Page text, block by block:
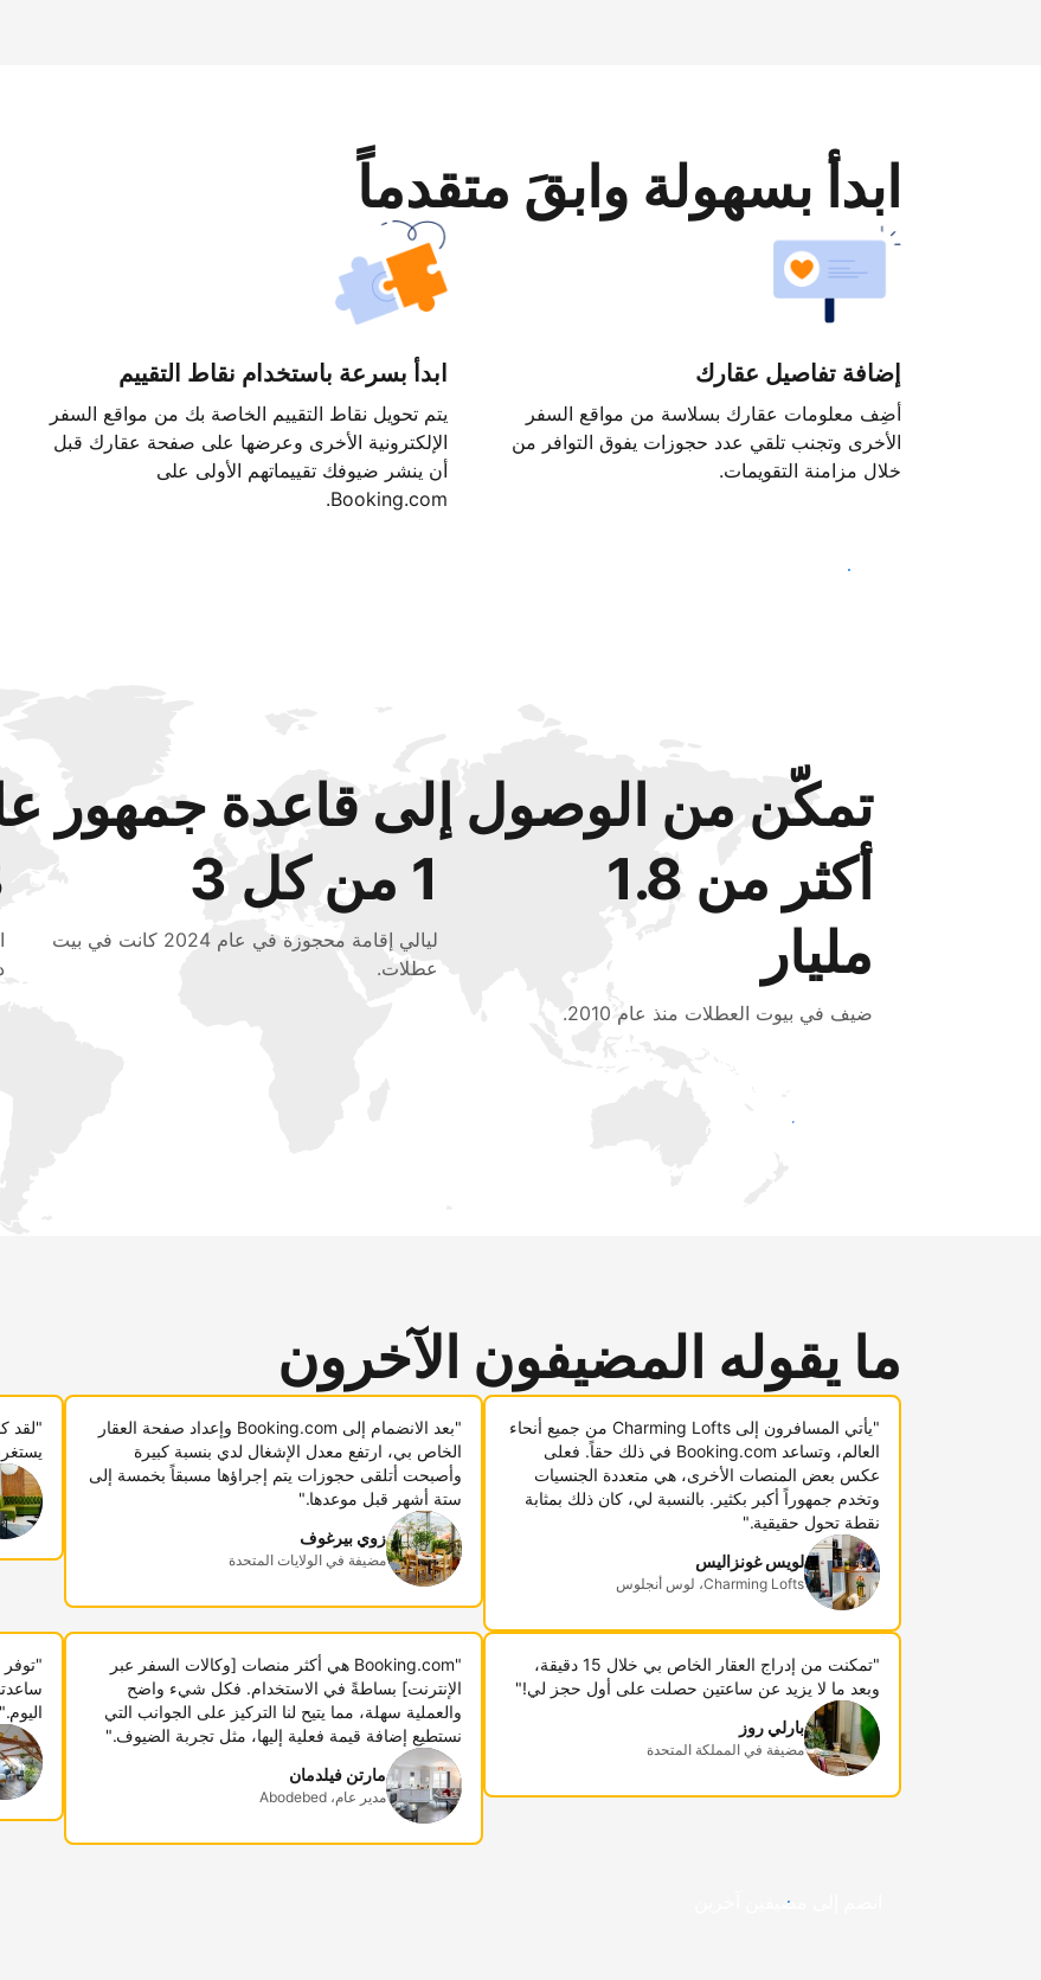
ابدأ بسهولة وابقَ متقدماً
إضافة تفاصيل عقارك
أضِف معلومات عقارك بسلاسة من مواقع السفر
الأخرى وتجنب تلقي عدد حجوزات يفوق التوافر من
خلال مزامنة التقويمات.
ابدأ بسرعة باستخدام نقاط التقييم
يتم تحويل نقاط التقييم الخاصة بك من مواقع السفر
الإلكترونية الأخرى وعرضها على صفحة عقارك قبل
أن ينشر ضيوفك تقييماتهم الأولى على
Booking.com.
ابدأ اليوم
تمكّن من الوصول إلى قاعدة جمهور
أكثر من 1.8
مليار
ضيف في بيوت العطلات منذ عام 2010.
1 من كل 3
ليالي إقامة محجوزة في عام 2024 كانت في بيت
عطلات.
اجذب ضيوف جدد اليوم
ما يقوله المضيفون الآخرون
"يأتي المسافرون إلى Charming Lofts من جميع أنحاء
العالم، وتساعد Booking.com في ذلك حقاً. فعلى
عكس بعض المنصات الأخرى، هي متعددة الجنسيات
وتخدم جمهوراً أكبر بكثير. بالنسبة لي، كان ذلك بمثابة
نقطة تحول حقيقية."
لويس غونزاليس
Charming Lofts، لوس أنجلوس
"بعد الانضمام إلى Booking.com وإعداد صفحة العقار
الخاص بي، ارتفع معدل الإشغال لدي بنسبة كبيرة
وأصبحت أتلقى حجوزات يتم إجراؤها مسبقاً بخمسة إلى
ستة أشهر قبل موعدها."
زوي بيرغوف
مضيفة في الولايات المتحدة
"تمكنت من إدراج العقار الخاص بي خلال 15 دقيقة،
وبعد ما لا يزيد عن ساعتين حصلت على أول حجز لي!"
بارلي روز
مضيفة في المملكة المتحدة
"Booking.com هي أكثر منصات [وكالات السفر عبر
الإنترنت] بساطةً في الاستخدام. فكل شيء واضح
والعملية سهلة، مما يتيح لنا التركيز على الجوانب التي
نستطيع إضافة قيمة فعلية إليها، مثل تجربة الضيوف."
مارتن فيلدمان
مدير عام، Abodebed
اليوم."
انضم إلى مضيفين آخرين